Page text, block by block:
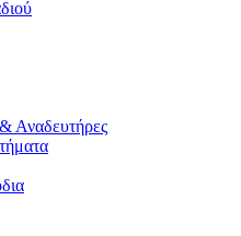
Αναδευτήρες